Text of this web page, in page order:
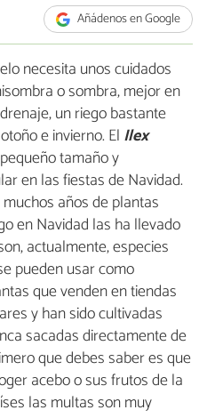
Añádenos en Google
necesita unos cuidados
o sombra, mejor en
un riego bastante
e invierno. ElIlex
tamaño y
en las fiestas de Navidad.
años de plantas
en Navidad las ha llevado
actualmente, especies
pueden usar como
que venden en tiendas
y han sido cultivadas
sacadas directamente de
que debes saber es que
acebo o sus frutos de la
las multas son muy